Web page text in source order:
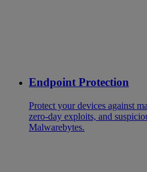
Endpoint Protection
Protect your devices against
zero-day exploits, and
Malwarebytes.